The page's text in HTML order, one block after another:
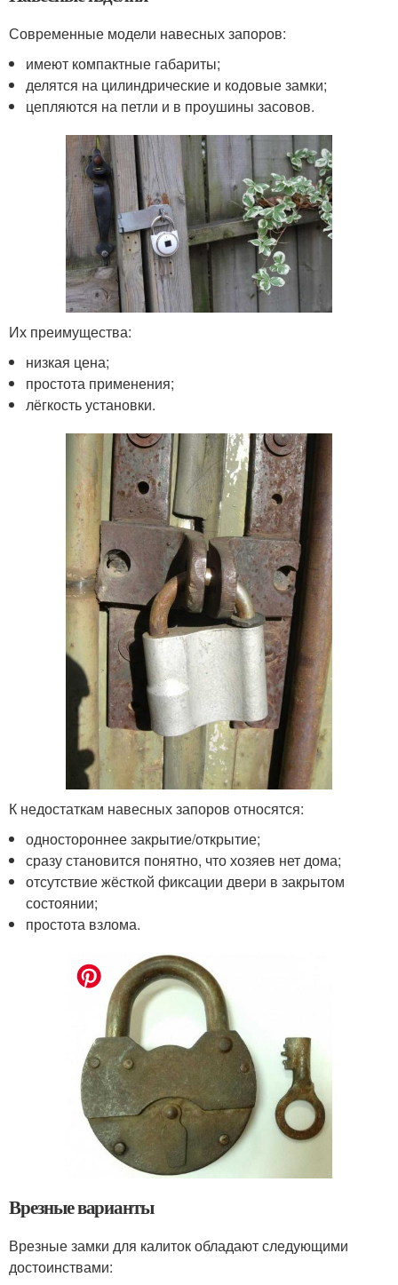
Современные модели навесных запоров:
имеют компактные габариты;
делятся на цилиндрические и кодовые замки;
цепляются на петли и в проушины засовов.
Их преимущества:
низкая цена;
простота применения;
лёгкость установки.
К недостаткам навесных запоров относятся:
одностороннее закрытие/открытие;
сразу становится понятно, что хозяев нет дома;
отсутствие жёсткой фиксации двери в закрытом
состоянии;
простота взлома.
Врезные варианты
Врезные замки для калиток обладают следующими
достоинствами: